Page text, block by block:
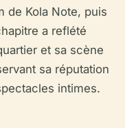
de Kola Note, puis
a reflété
et sa scène
sa réputation
intimes.